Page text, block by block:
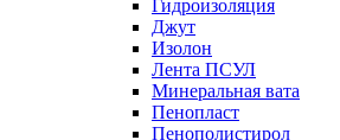
Гидроизоляция
Джут
Изолон
Лента ПСУЛ
Минеральная вата
Пенопласт
Пенополистирол